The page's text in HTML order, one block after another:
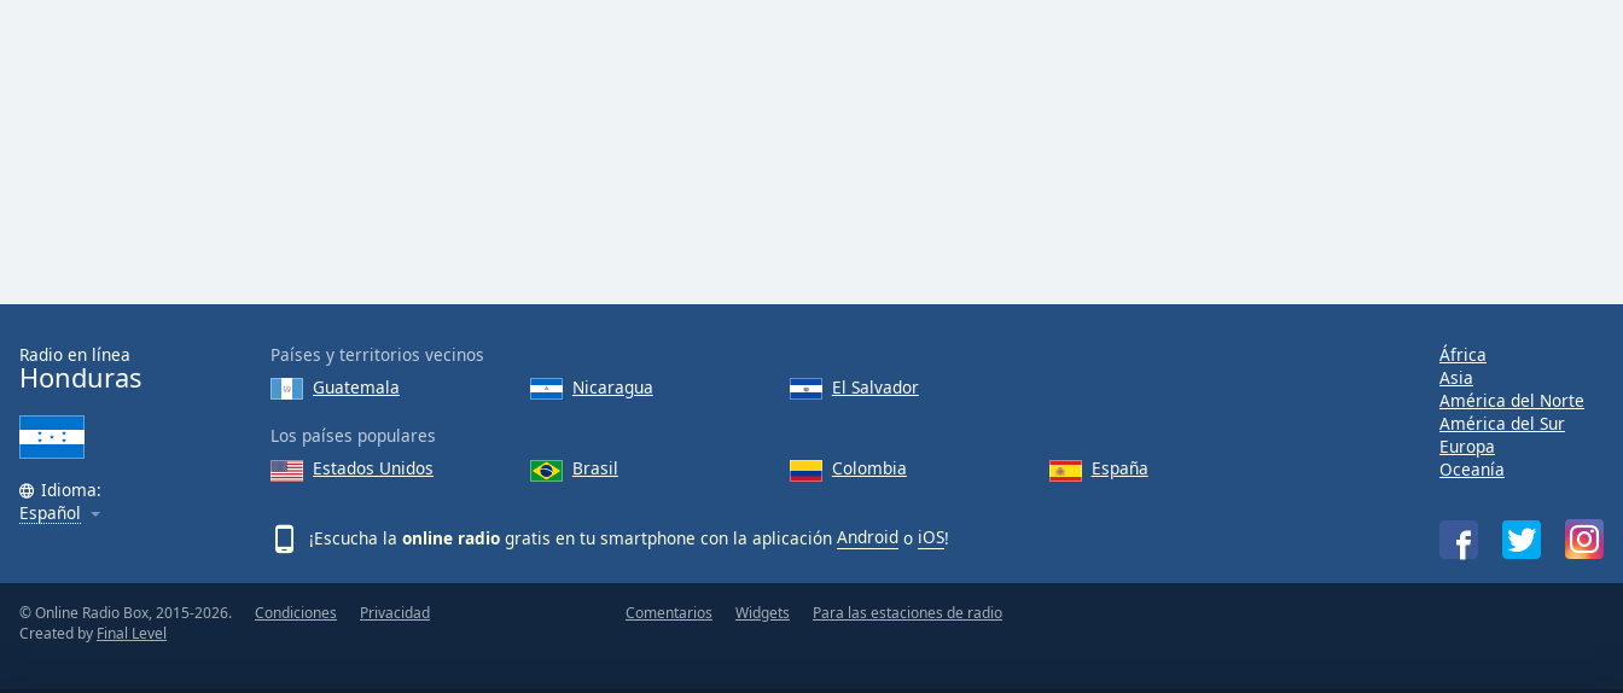
Radio en línea
Honduras
Idioma:
Español
Países y territorios vecinos
Guatemala
Nicaragua El Salvador
Los países populares
Estados Unidos
Brasil Colombia España
¡Escucha la online radio gratis en tu smartphone con la aplicación Android o iOS!
África
Asia
América del Norte
América del Sur
Europa
Oceanía
© Online Radio Box, 2015-2026.
Created by Final Level
Condiciones Privacidad Comentarios Widgets Para las estaciones de radio